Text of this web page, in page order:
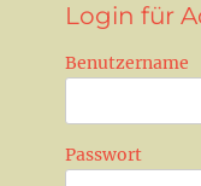
Login für
Benutzername
Passwort